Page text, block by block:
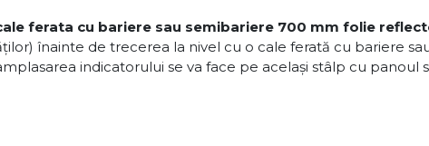
ferata cu bariere sau semibariere 700 mm folie
înainte de trecerea la nivel cu o cale ferată cu bariere
indicatorului se va face pe acelaşi stâlp cu